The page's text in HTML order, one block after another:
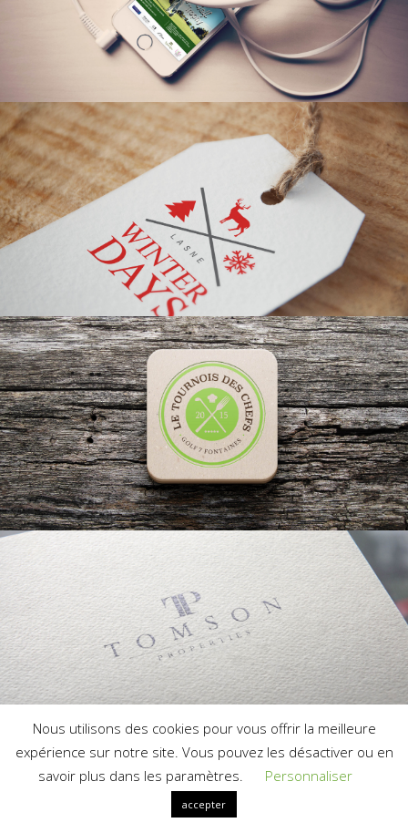
Nous utilisons des cookies pour vous offrir la meilleure
expérience sur notre site. Vous pouvez les désactiver ou en
savoir plus dans les paramètres.
Personnaliser
accepter